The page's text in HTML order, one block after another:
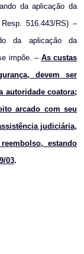
da aplicação da
516.443/RS) –
da aplicação da
impõe. – As custas
devem ser
autoridade coatora;
arcado com seu
judiciária,
estando
03.